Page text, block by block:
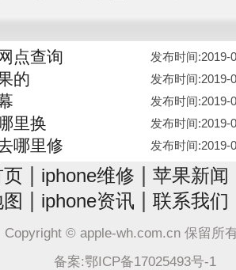
点查询 发布时间:2019-
的 发布时间:2019-
发布时间:2019-
里换 发布时间:2019-
哪里修 发布时间:2019-
页 iphone维修 苹果新闻
iphone资讯 联系我们
Copyright © apple-wh.com.cn 保留所
备案:鄂ICP备17025493号-1